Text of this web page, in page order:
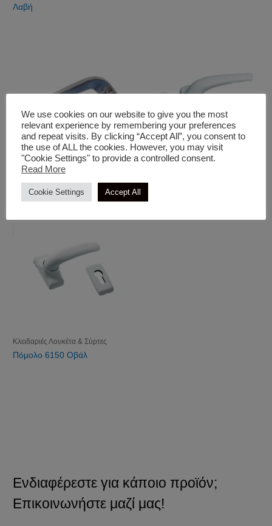
Λαβή
Κλειδαριές Λουκέτα & Σύρτες
Χερούλι Πόμολο 6310
Κλειδαριές Λουκέτα & Σύρτες
Πόμολο 6150 Οβάλ
Ενδιαφέρεστε για κάποιο προϊόν;
Επικοινωνήστε μαζί μας!
We use cookies on our website to give you the most
relevant experience by remembering your preferences
and repeat visits. By clicking “Accept All”, you consent to
the use of ALL the cookies. However, you may visit
"Cookie Settings" to provide a controlled consent.
Read More
Cookie Settings Accept All